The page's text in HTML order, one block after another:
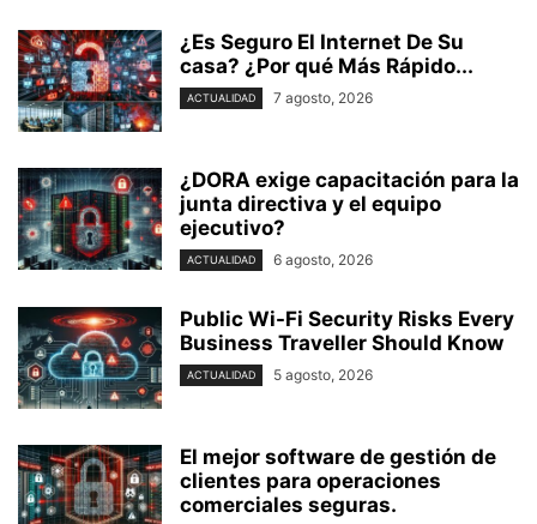
¿Es Seguro El Internet De Su
casa? ⁢¿Por qué Más Rápido...
ACTUALIDAD 7 agosto, 2026
¿DORA exige capacitación para la
junta directiva y el equipo
ejecutivo?
ACTUALIDAD 6 agosto, 2026
Public Wi-Fi Security Risks Every
Business Traveller Should Know
ACTUALIDAD 5 agosto, 2026
El mejor software de gestión de
clientes para operaciones
comerciales seguras.